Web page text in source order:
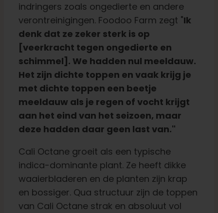
indringers zoals ongedierte en andere
verontreinigingen. Foodoo Farm zegt "Ik
denk dat ze zeker sterk is op
[veerkracht tegen ongedierte en
schimmel]. We hadden nul meeldauw.
Het zijn dichte toppen en vaak krijg je
met dichte toppen een beetje
meeldauw als je regen of vocht krijgt
aan het eind van het seizoen, maar
deze hadden daar geen last van."
Cali Octane groeit als een typische
indica-dominante plant. Ze heeft dikke
waaierbladeren en de planten zijn krap
en bossiger. Qua structuur zijn de toppen
van Cali Octane strak en absoluut vol